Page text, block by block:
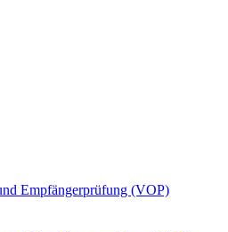
Empfängerprüfung (VOP)